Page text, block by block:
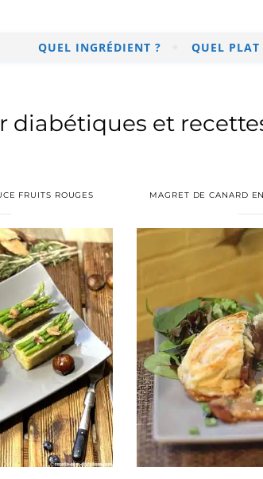
QUEL INGRÉDIENT ? QUEL PLAT
diabétiques et
FRUITS ROUGES MAGRET DE CANARD